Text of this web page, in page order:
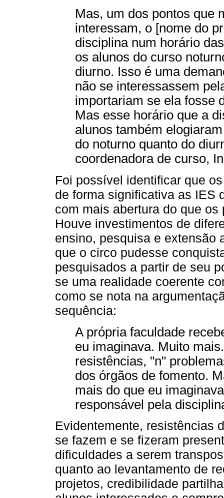
Mas, um dos pontos que
interessam, o [nome do
disciplina num horário
os alunos do curso
diurno. Isso é uma
não se interessassem
importariam se ela fosse
Mas esse horário que a
alunos também
do noturno quanto do
coordenadora de curso,
Foi possível identificar que
de forma significativa as IES
com mais abertura do que
Houve investimentos de
ensino, pesquisa e extensão
que o circo pudesse
pesquisados a partir de seu
se uma realidade coerente
como se nota na
sequência:
A própria faculdade
eu imaginava. Muito
resistências, "n"
dos órgãos de fomento.
mais do que eu
responsável pela
Evidentemente, resistências
se fazem e se fizeram
dificuldades a serem
quanto ao levantamento de
projetos, credibilidade